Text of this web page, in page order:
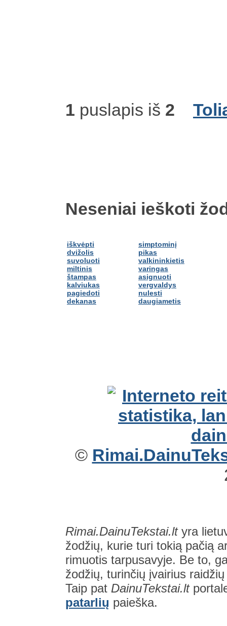
1 puslapis iš 2
Neseniai ieškoti
iškvėpti
dvižolis
suvoluoti
miltinis
štampas
kalviukas
pagiedoti
dekanas
simptominį
pikas
valkininkietis
varingas
asignuoti
vergvaldys
nulesti
daugiametis
©
Rimai.DainuTekstai.ltyra
žodžių, kurie turi tokią pačią
rimuotis tarpusavyje. Be to,
žodžių, turinčių įvairius
Taip pat DainuTekstai.lt
patarlių paieška.